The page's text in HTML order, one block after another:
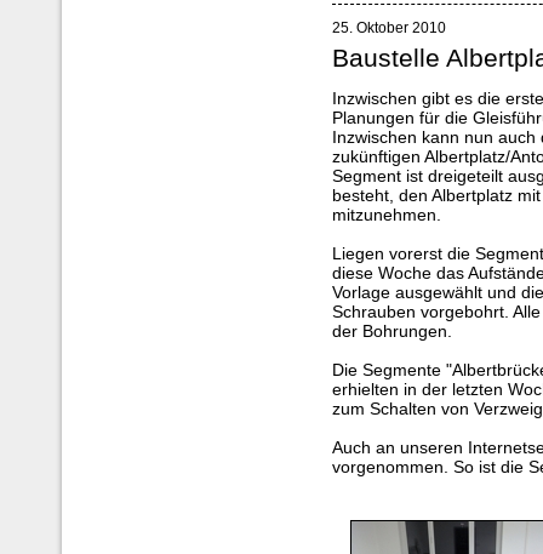
25. Oktober 2010
Baustelle
Inzwischen gibt es die
Planungen für die
Inzwischen kann nun
zukünftigen Albertplatz/
Segment ist dreigeteilt
besteht, den Albertplatz
mitzunehmen.
Liegen vorerst die
diese Woche das
Vorlage ausgewählt und
Schrauben vorgebohrt.
der Bohrungen.
Die Segmente
erhielten in der letzten
zum Schalten von
Auch an unseren
vorgenommen. So ist die